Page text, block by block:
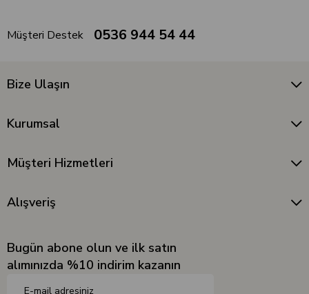
Müşteri Destek 0536 944 54 44
Bize Ulaşın
Kurumsal
Müşteri Hizmetleri
Alışveriş
Bugün abone olun ve ilk satın
alımınızda %10 indirim kazanın